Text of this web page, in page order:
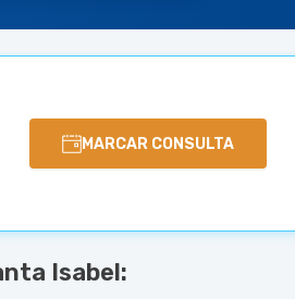
MARCAR CONSULTA
Isabel: